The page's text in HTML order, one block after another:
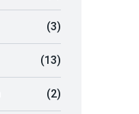
(3)
(13)
(2)